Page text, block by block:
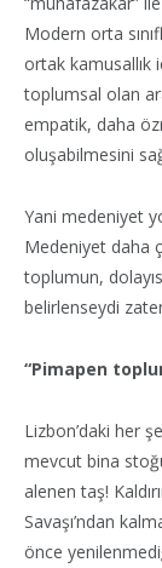
Modern orta
ortak kamusallık
toplumsal olan
empatik, daha
oluşabilmesini
Yani medeniyet
Medeniyet daha
toplumun,
belirlenseydi
“Pimapen
Lizbon’daki her
mevcut bina
alenen taş!
Savaşı’ndan
önce